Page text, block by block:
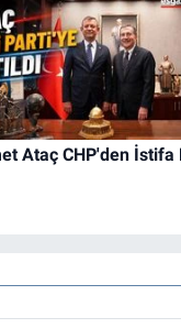
Ataç CHP'den İstifa